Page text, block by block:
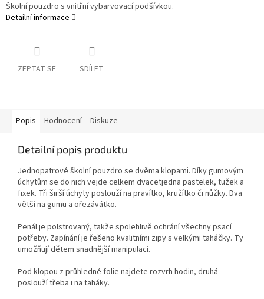
Školní pouzdro s vnitřní vybarvovací podšívkou.
Detailní informace
ZEPTAT SE SDÍLET
Popis Hodnocení Diskuze
Detailní popis produktu
Jednopatrové školní pouzdro se dvěma klopami. Díky gumovým
úchytům se do nich vejde celkem dvacetjedna pastelek, tužek a
fixek. Tři širší úchyty poslouží na pravítko, kružítko či nůžky. Dva
větší na gumu a ořezávátko.
Penál je polstrovaný, takže spolehlivě ochrání všechny psací
potřeby. Zapínání je řešeno kvalitními zipy s velkými taháčky. Ty
umožňují dětem snadnější manipulaci.
Pod klopou z průhledné folie najdete rozvrh hodin, druhá
poslouží třeba i na taháky.